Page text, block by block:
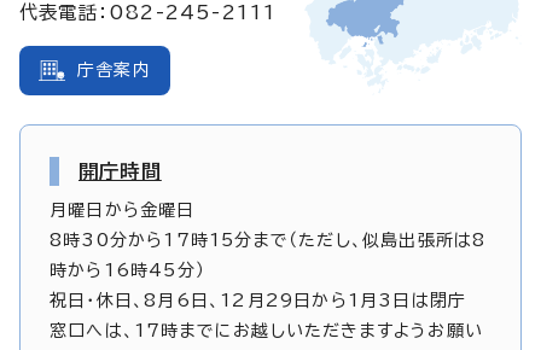
代表電話：082-245-2111
庁舎案内
開庁時間
月曜日から金曜日
8時30分から17時15分まで（ただし、似島出張所は8
時から16時45分）
祝日・休日、8月6日、12月29日から1月3日は閉庁
窓口へは、17時までにお越しいただきますようお願い